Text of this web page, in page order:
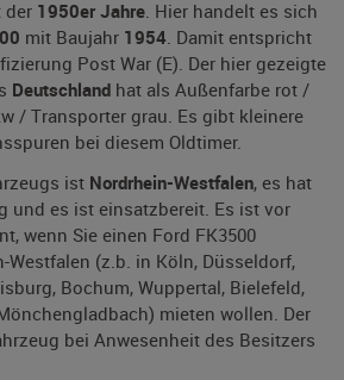
der 1950er Jahre. Hier handelt es sich
mit Baujahr 1954. Damit entspricht
Post War (E). Der hier gezeigte
Deutschland hat als Außenfarbe rot /
/ Transporter grau. Es gibt kleinere
bei diesem Oldtimer.
ist Nordrhein-Westfalen, es hat
und es ist einsatzbereit. Es ist vor
wenn Sie einen Ford FK3500
Westfalen (z.b. in Köln, Düsseldorf,
Bochum, Wuppertal, Bielefeld,
mieten wollen. Der
bei Anwesenheit des Besitzers